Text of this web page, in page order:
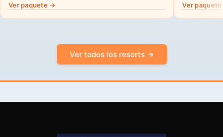
Ver paquete → Ver
Ver todos los resorts →